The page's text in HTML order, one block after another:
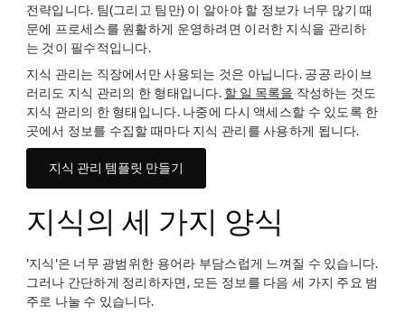
전략입니다. 팀(그리고 팀만) 이 알아야 할 정보가 너무 많기 때
문에 프로세스를 원활하게 운영하려면 이러한 지식을 관리하
는 것이 필수적입니다.
지식 관리는 직장에서만 사용되는 것은 아닙니다. 공공 라이브
러리도 지식 관리의 한 형태입니다. 할 일 목록을 작성하는 것도
지식 관리의 한 형태입니다. 나중에 다시 액세스할 수 있도록 한
곳에서 정보를 수집할 때마다 지식 관리를 사용하게 됩니다.
지식 관리 템플릿 만들기
지식의 세 가지 양식
'지식'은 너무 광범위한 용어라 부담스럽게 느껴질 수 있습니다.
그러나 간단하게 정리하자면, 모든 정보를 다음 세 가지 주요 범
주로 나눌 수 있습니다.